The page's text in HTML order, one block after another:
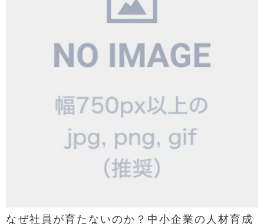
なぜ社員が育たないのか？中小企業の人材育成